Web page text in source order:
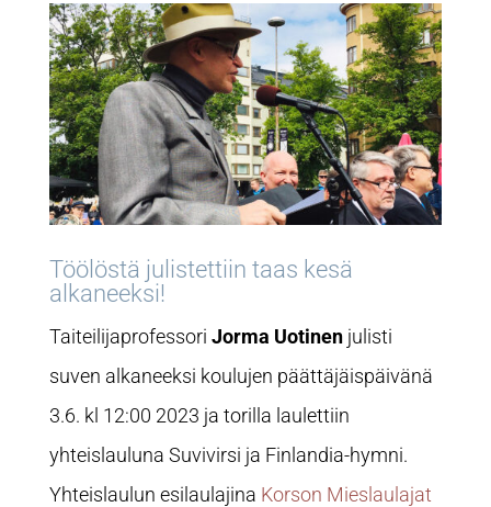
Töölöstä julistettiin taas kesä
alkaneeksi!
Taiteilijaprofessori Jorma Uotinen julisti
suven alkaneeksi koulujen päättäjäispäivänä
3.6. kl 12:00 2023 ja torilla laulettiin
yhteislauluna Suvivirsi ja Finlandia-hymni.
Yhteislaulun esilaulajina Korson Mieslaulajat